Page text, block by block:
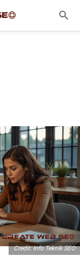
Credit: Info Teknik SEO